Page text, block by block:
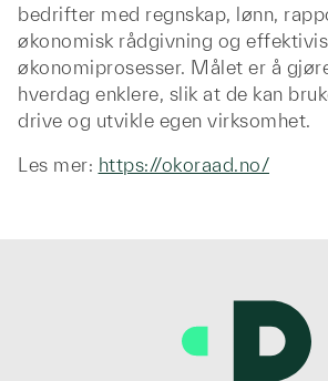
bedrifter med regnskap, lønn,
økonomisk rådgivning og
økonomiprosesser. Målet er å
hverdag enklere, slik at de kan
drive og utvikle egen virksomhet.
Les mer: https://okoraad.no/